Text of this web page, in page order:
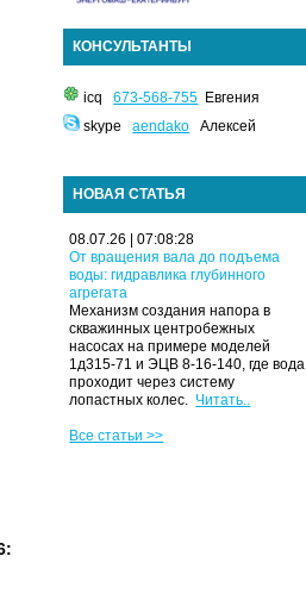
КОНСУЛЬТАНТЫ
icq673-568-755 Евгения
skypeaendako Алексей
НОВАЯ СТАТЬЯ
08.07.26 | 07:08:28
От вращения вала до подъема
воды: гидравлика глубинного
агрегата
Механизм создания напора в
скважинных центробежных
насосах на примере моделей
1д315-71 и ЭЦВ 8-16-140, где вода
проходит через систему
лопастных колес. Читать..
Все статьи >>